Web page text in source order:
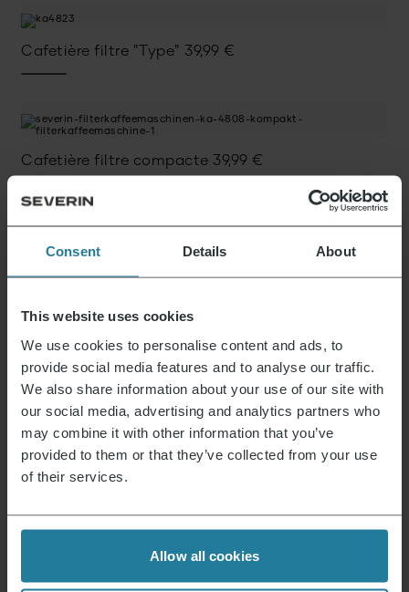
Consent Details About
This website uses cookies
We use cookies to personalise content and ads, to
provide social media features and to analyse our traffic.
We also share information about your use of our site with
our social media, advertising and analytics partners who
may combine it with other information that you’ve
provided to them or that they’ve collected from your use
of their services.
Allow all cookies
Cafetière filtre "Type" 39,99 €
Cafetière filtre compacte 39,99 €
Voir plus
Actualités et offres